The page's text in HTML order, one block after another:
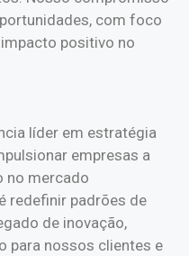
com foco
positivo no
líder em estratégia
empresas a
no mercado
redefinir padrões de
de inovação,
para nossos clientes e